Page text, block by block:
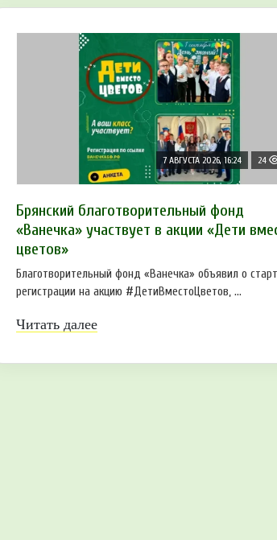
7 АВГУСТА 2026, 16:24 24
Брянский благотворительный фонд
«Ванечка» участвует в акции «Дети
цветов»
Благотворительный фонд «Ванечка» объявил о
регистрации на акцию #ДетиВместоЦветов, ...
Читать далее